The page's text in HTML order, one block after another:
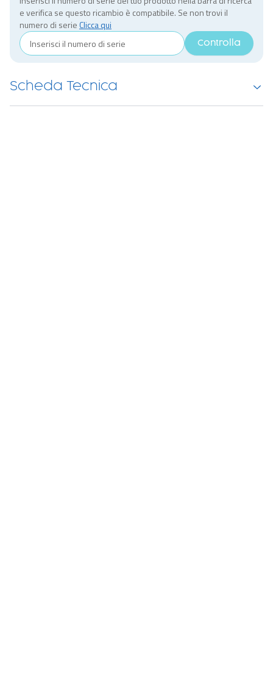
e verifica se questo ricambio è compatibile. Se non trovi il
numero di serie Clicca qui
Controlla
Scheda Tecnica